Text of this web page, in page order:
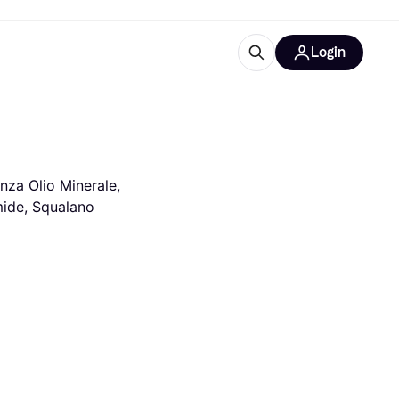
Login
Olio Minerale,
Squalano